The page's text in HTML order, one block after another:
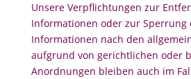
Unsere Verpflichtungen zur
Informationen oder zur Sperrung
Informationen nach den
aufgrund von gerichtlichen oder
Anordnungen bleiben auch im